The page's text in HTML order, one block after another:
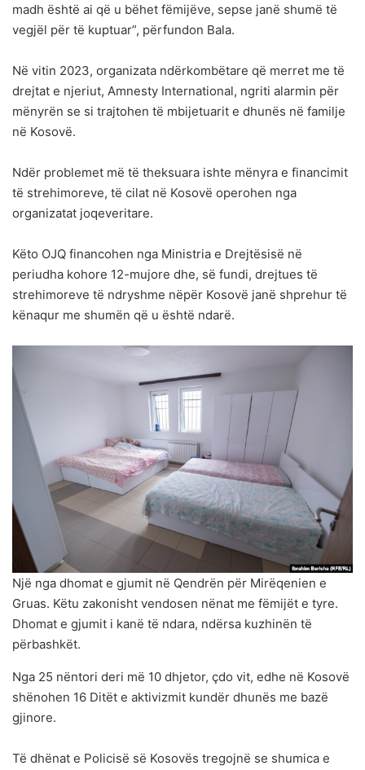
madh është ai që u bëhet fëmijëve, sepse janë shumë të
vegjël për të kuptuar”, përfundon Bala.
Në vitin 2023, organizata ndërkombëtare që merret me të
drejtat e njeriut, Amnesty International, ngriti alarmin për
mënyrën se si trajtohen të mbijetuarit e dhunës në familje
në Kosovë.
Ndër problemet më të theksuara ishte mënyra e financimit
të strehimoreve, të cilat në Kosovë operohen nga
organizatat joqeveritare.
Këto OJQ financohen nga Ministria e Drejtësisë në
periudha kohore 12-mujore dhe, së fundi, drejtues të
strehimoreve të ndryshme nëpër Kosovë janë shprehur të
kënaqur me shumën që u është ndarë.
Një nga dhomat e gjumit në Qendrën për Mirëqenien e
Gruas. Këtu zakonisht vendosen nënat me fëmijët e tyre.
Dhomat e gjumit i kanë të ndara, ndërsa kuzhinën të
përbashkët.
Nga 25 nëntori deri më 10 dhjetor, çdo vit, edhe në Kosovë
shënohen 16 Ditët e aktivizmit kundër dhunës me bazë
gjinore.
Të dhënat e Policisë së Kosovës tregojnë se shumica e